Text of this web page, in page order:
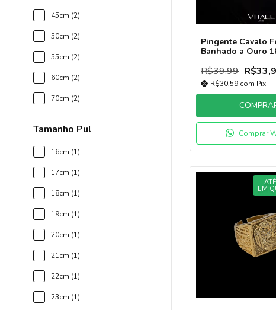
45cm (2)
50cm (2)
55cm (2)
60cm (2)
70cm (2)
Tamanho Pul
16cm (1)
17cm (1)
18cm (1)
19cm (1)
20cm (1)
21cm (1)
22cm (1)
23cm (1)
Pingente Cavalo
Banhado a Ouro
R$39,99
R$30,59 com Pix
Comprar
EM